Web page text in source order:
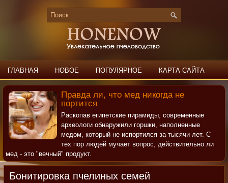
ГЛАВНАЯ НОВОЕ ПОПУЛЯРНОЕ КАРТА САЙТА
ПОИСК КОНТАКТЫ
Правда ли, что мед никогда не
портится
Раскопав египетские пирамиды, современные
археологи обнаружили горшки, наполненные
медом, который не испортился за тысячи лет. С
тех пор людей мучает вопрос, действительно ли
мед - это "вечный" продукт.
Бонитировка пчелиных семей